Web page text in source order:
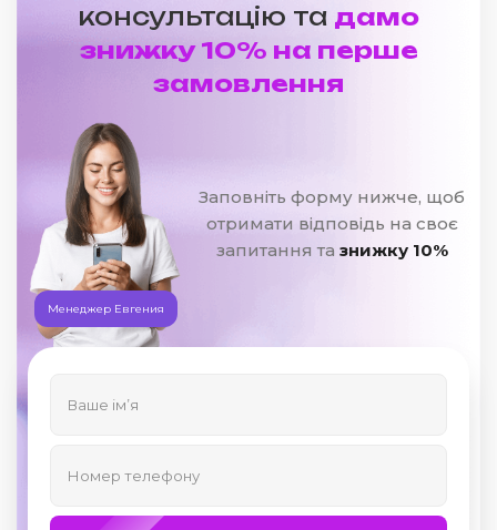
консультацію та дамо
знижку 10% на перше
замовлення
Менеджер Евгения
Заповніть форму нижче, щоб
отримати відповідь на своє
запитання та знижку 10%